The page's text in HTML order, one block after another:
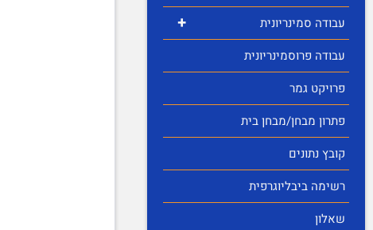
+
עבודה סמינריונית
עבודה פרוסמינריונית
פרויקט גמר
פתרון מבחן/מבחן בית
קובץ נתונים
רשימה ביבליוגרפית
שאלון